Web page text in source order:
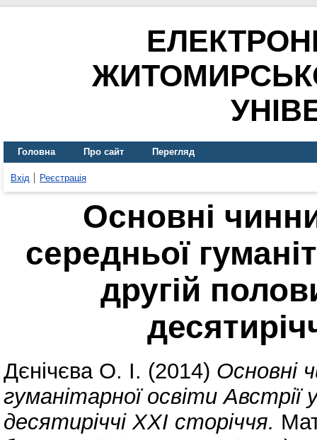
Головна Про сайт Перегляд
Вхід Реєстрація
Основні
середньої
другій
Дєнічєва О. І. (2014) Основні
гуманітарної освіти
десятиріччі ХХІ сторіччя.